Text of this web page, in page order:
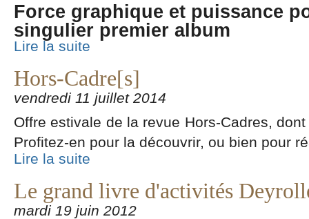
Force graphique et puissance
singulier premier album
Lire la suite
Hors-Cadre[s]
vendredi 11 juillet 2014
Offre estivale de la revue Hors-Cadres,
Profitez-en pour la découvrir, ou bien pour
Lire la suite
Le grand livre d'activités
mardi 19 juin 2012